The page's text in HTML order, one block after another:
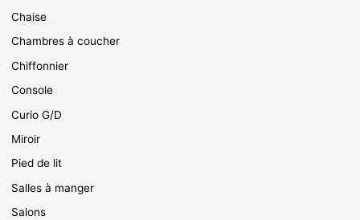
Chaise
Chambres à coucher
Chiffonnier
Console
Curio G/D
Miroir
Pied de lit
Salles à manger
Salons